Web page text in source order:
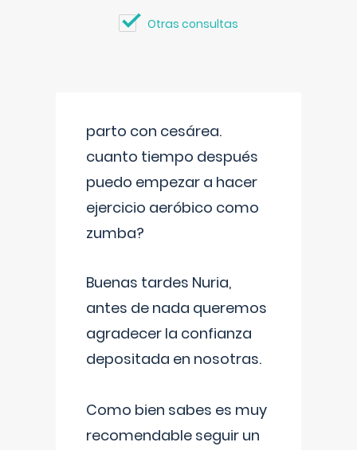
Otras consultas
parto con cesárea.
cuanto tiempo después
puedo empezar a hacer
ejercicio aeróbico como
zumba?
Buenas tardes Nuria,
antes de nada queremos
agradecer la confianza
depositada en nosotras.
Como bien sabes es muy
recomendable seguir un